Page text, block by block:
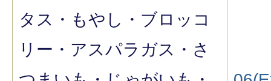
タス・もやし・ブロッコ
リー・アスパラガス・さ